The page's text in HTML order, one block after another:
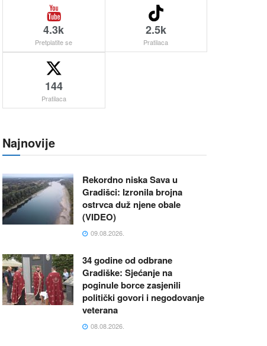
4.3k
Pretplatite se
2.5k
Pratilaca
144
Pratilaca
Najnovije
Rekordno niska Sava u
Gradišci: Izronila brojna
ostrvca duž njene obale
(VIDEO)
09.08.2026.
34 godine od odbrane
Gradiške: Sjećanje na
poginule borce zasjenili
politički govori i negodovanje
veterana
08.08.2026.